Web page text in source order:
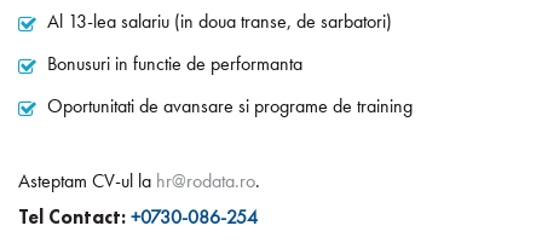
Al 13-lea salariu (in doua transe, de sarbatori)
Bonusuri in functie de performanta
Oportunitati de avansare si programe de training
Asteptam CV-ul la hr@rodata.ro.
Tel Contact: +0730-086-254